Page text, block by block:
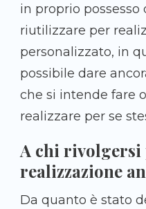
in proprio possesso
riutilizzare per
personalizzato, in
possibile dare
che si intende fare
realizzare per se
A chi rivolgersi
realizzazione
Da quanto è stato